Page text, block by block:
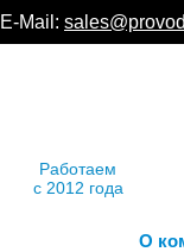
E-Mail:
Работаем
с 2012 года
О